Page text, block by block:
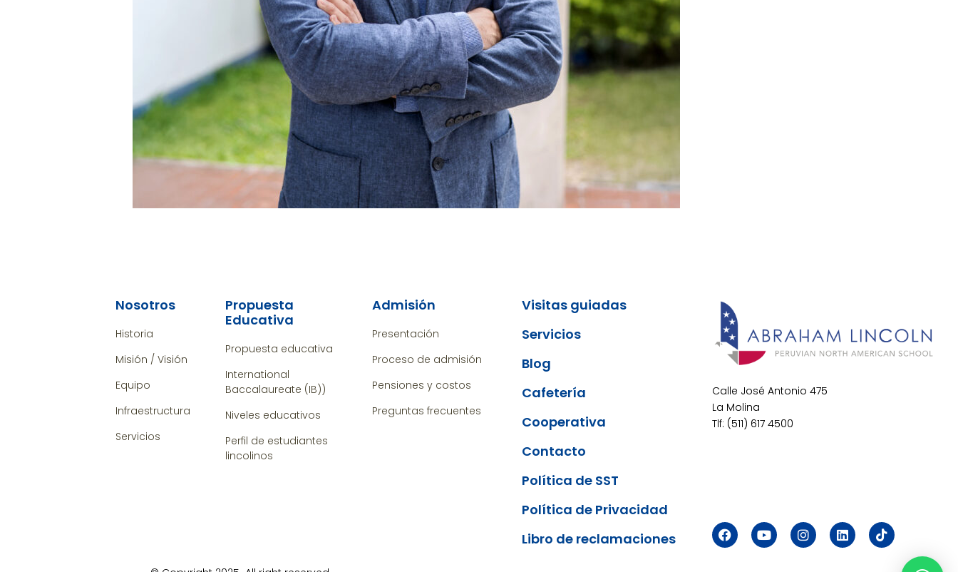
Nosotros
Historia
Misión / Visión
Equipo
Infraestructura
Servicios
Propuesta
Educativa
Propuesta educativa
International
Baccalaureate (IB))
Niveles educativos
Perfil de estudiantes
lincolinos
Admisión
Presentación
Proceso de admisión
Pensiones y costos
Preguntas frecuentes
Visitas guiadas
Servicios
Blog
Cafetería
Cooperativa
Contacto
Política de SST
Política de Privacidad
Libro de reclamaciones
Calle José Antonio 475
La Molina
Tlf: (511) 617 4500